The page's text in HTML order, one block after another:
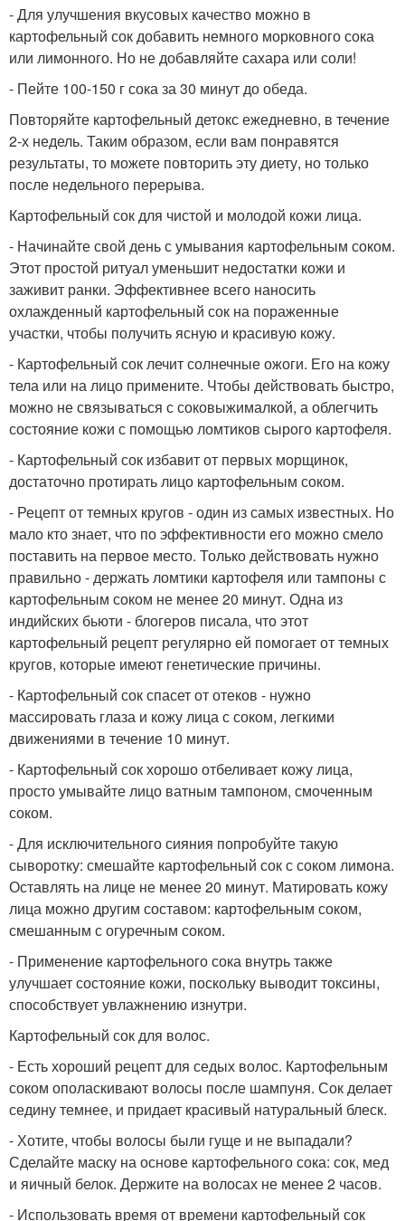
- Для улучшения вкусовых качество можно в
картофельный сок добавить немного морковного сока
или лимонного. Но не добавляйте сахара или соли!
- Пейте 100-150 г сока за 30 минут до обеда.
Повторяйте картофельный детокс ежедневно, в течение
2-х недель. Таким образом, если вам понравятся
результаты, то можете повторить эту диету, но только
после недельного перерыва.
Картофельный сок для чистой и молодой кожи лица.
- Начинайте свой день с умывания картофельным соком.
Этот простой ритуал уменьшит недостатки кожи и
заживит ранки. Эффективнее всего наносить
охлажденный картофельный сок на пораженные
участки, чтобы получить ясную и красивую кожу.
- Картофельный сок лечит солнечные ожоги. Его на кожу
тела или на лицо примените. Чтобы действовать быстро,
можно не связываться с соковыжималкой, а облегчить
состояние кожи с помощью ломтиков сырого картофеля.
- Картофельный сок избавит от первых морщинок,
достаточно протирать лицо картофельным соком.
- Рецепт от темных кругов - один из самых известных. Но
мало кто знает, что по эффективности его можно смело
поставить на первое место. Только действовать нужно
правильно - держать ломтики картофеля или тампоны с
картофельным соком не менее 20 минут. Одна из
индийских бьюти - блогеров писала, что этот
картофельный рецепт регулярно ей помогает от темных
кругов, которые имеют генетические причины.
- Картофельный сок спасет от отеков - нужно
массировать глаза и кожу лица с соком, легкими
движениями в течение 10 минут.
- Картофельный сок хорошо отбеливает кожу лица,
просто умывайте лицо ватным тампоном, смоченным
соком.
- Для исключительного сияния попробуйте такую
сыворотку: смешайте картофельный сок с соком лимона.
Оставлять на лице не менее 20 минут. Матировать кожу
лица можно другим составом: картофельным соком,
смешанным с огуречным соком.
- Применение картофельного сока внутрь также
улучшает состояние кожи, поскольку выводит токсины,
способствует увлажнению изнутри.
Картофельный сок для волос.
- Есть хороший рецепт для седых волос. Картофельным
соком ополаскивают волосы после шампуня. Сок делает
седину темнее, и придает красивый натуральный блеск.
- Хотите, чтобы волосы были гуще и не выпадали?
Сделайте маску на основе картофельного сока: сок, мед
и яичный белок. Держите на волосах не менее 2 часов.
- Использовать время от времени картофельный сок